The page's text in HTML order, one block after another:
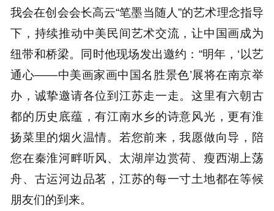
我会在创会会长高云“笔墨当随人”的艺术理念指导
下，持续推动中美民间艺术交流，让中国画成为
纽带和桥梁。同时他现场发出邀约：“明年，‘以艺
通心——中美画家画中国名胜景色’展将在南京举
办，诚挚邀请各位到江苏走一走。这里有六朝古
都的历史底蕴，有江南水乡的诗意风光，更有淮
扬菜里的烟火温情。若您前来，我愿做向导，陪
您在秦淮河畔听风、太湖岸边赏荷、瘦西湖上荡
舟、古运河边品茗，江苏的每一寸土地都在等候
朋友们的到来。